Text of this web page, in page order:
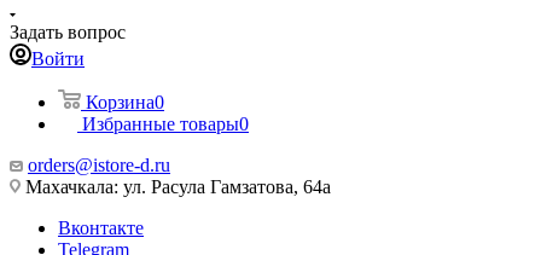
Задать вопрос
Войти
Корзина0
Избранные товары0
orders@istore-d.ru
Махачкала: ул. Расула Гамзатова, 64а
Вконтакте
Telegram